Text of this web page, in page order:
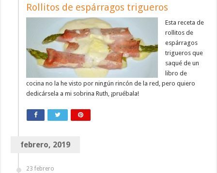
Rollitos de espárragos trigueros
Esta receta de
rollitos de
espárragos
trigueros que
saqué de un
libro de
cocina no la he visto por ningún rincón de la red, pero quiero
dedicársela a mi sobrina Ruth, ¡pruébala!
febrero, 2019
23 febrero